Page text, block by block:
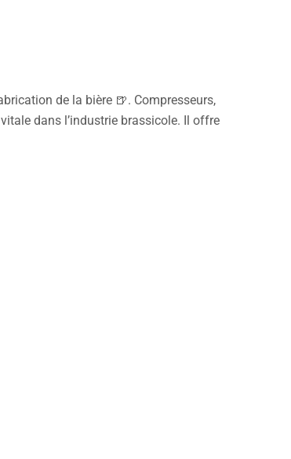
de la bière 🍺. Compresseurs,
dans l’industrie brassicole. Il offre